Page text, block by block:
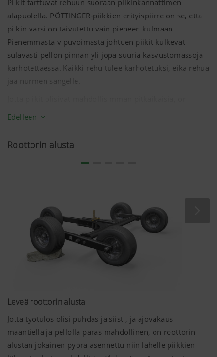
Piikit tarttuvat rehuun suoraan piikinkannattimen
alapuolella. PÖTTINGER-piikkien erityispiirre on se, että
piikin varsi on taivutettu vain pieneen kulmaan.
Pienemmästä vipuvoimasta johtuen piikit kulkevat
sulavasti pellon pinnan yli jopa suuria kasvustomassoja
karhotettaessa. Kaikki rehu tulee karhotetuksi, eikä rehua
jää nurmen sängelle.
jokaisen piikkivarren uloin piikkipari hieman lyhyempi ja
katkenneita piikkejä joutumasta karhon sekaan.
Edelleen
Roottorin alusta
Leveä roottorin alusta
Jotta työtulos olisi puhdas ja siisti, ja ajovakaus
maantiellä ja pellolla paras mahdollinen, on roottorin
alustan jokainen pyörä asennettu niin lähelle piikkien